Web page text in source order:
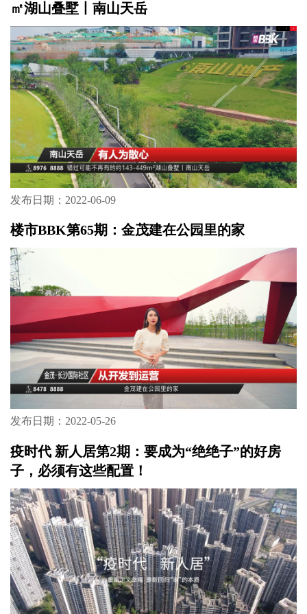
㎡湖山叠墅丨南山天岳
发布日期：2022-06-09
楼市BBK第65期：金茂建在公园里的家
发布日期：2022-05-26
疫时代 新人居第2期：要成为“绝绝子”的好房
子，必须有这些配置！